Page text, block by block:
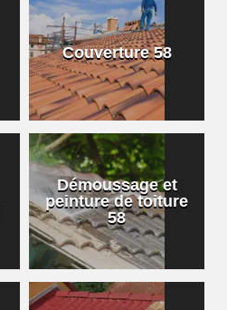
Couverture 58
Démoussage et
peinture de toiture
58